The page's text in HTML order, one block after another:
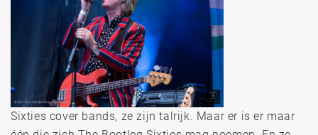
Sixties cover bands, ze zijn talrijk. Maar er is er maar